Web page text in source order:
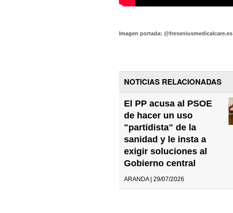
Imagen portada: @freseniusmedicalcare.es
NOTICIAS RELACIONADAS
El PP acusa al PSOE
de hacer un uso
"partidista" de la
sanidad y le insta a
exigir soluciones al
Gobierno central
ARANDA | 29/07/2026